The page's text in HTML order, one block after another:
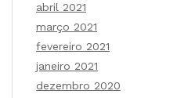
abril 2021
março 2021
fevereiro 2021
janeiro 2021
dezembro 2020